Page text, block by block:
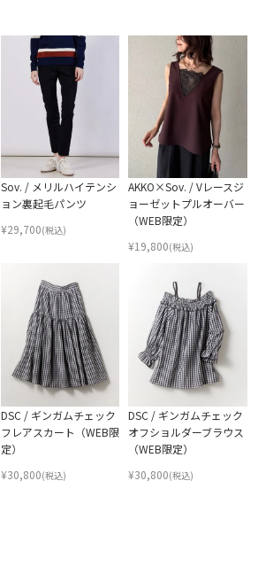
Sov. / メリルハイテンシ
ョン裏起毛パンツ
¥29,700(税込)
AKKO×Sov. / Vレースジ
ョーゼットプルオーバー
（WEB限定）
¥19,800(税込)
DSC / ギンガムチェック
フレアスカート（WEB限
定）
¥30,800(税込)
DSC / ギンガムチェック
オフショルダーブラウス
（WEB限定）
¥30,800(税込)